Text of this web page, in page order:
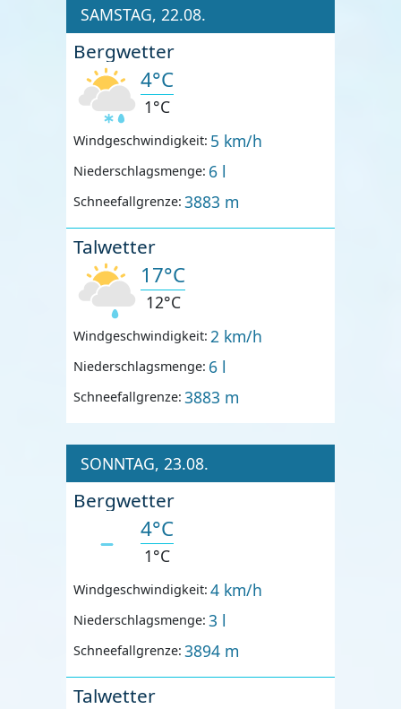
SAMSTAG, 22.08.
Bergwetter
4°C
1°C
Windgeschwindigkeit: 5 km/h
Niederschlagsmenge: 6 l
Schneefallgrenze: 3883 m
Talwetter
17°C
12°C
Windgeschwindigkeit: 2 km/h
Niederschlagsmenge: 6 l
Schneefallgrenze: 3883 m
SONNTAG, 23.08.
Bergwetter
4°C
1°C
Windgeschwindigkeit: 4 km/h
Niederschlagsmenge: 3 l
Schneefallgrenze: 3894 m
Talwetter